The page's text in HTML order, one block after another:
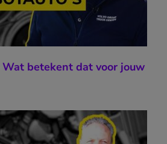
betekent dat voor jouw